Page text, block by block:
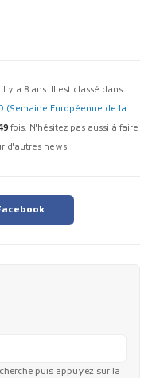
y a 8 ans. Il est classé dans :
(Semaine Européenne de la
fois. N'hésitez pas aussi à faire
d'autres news.
puis appuyez sur la